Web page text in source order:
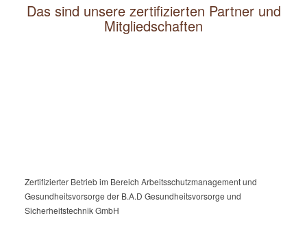
Das sind unsere zertifizierten Partner und
Mitgliedschaften
Zertifizierter Betrieb im Bereich Arbeitsschutzmanagement und
Gesundheitsvorsorge der B.A.D Gesundheitsvorsorge und
Sicherheitstechnik GmbH